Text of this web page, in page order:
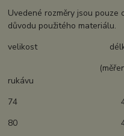
Uvedené rozměry jsou
důvodu použitého materiálu.
velikost délka
(měřena od
rukávu
74
80